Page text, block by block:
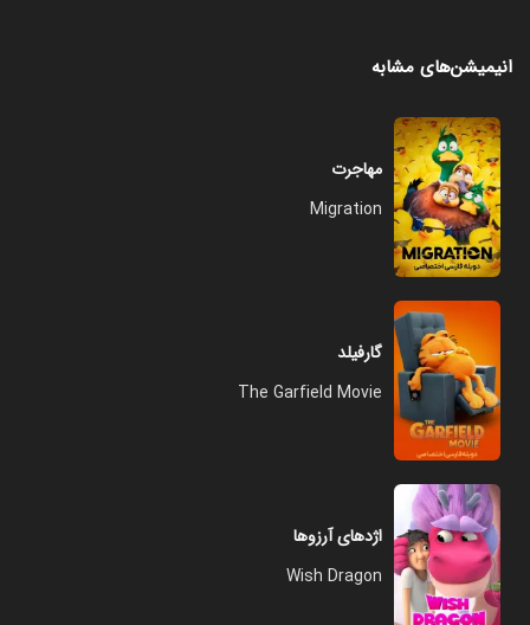
انیمیشن‌های مشابه
مهاجرت
Migration
گارفیلد
The Garfield Movie
اژدهای آرزوها
Wish Dragon